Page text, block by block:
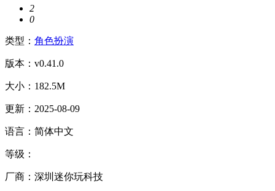
2
0
类型： 角色扮演
版本：v0.41.0
大小：182.5M
更新：2025-08-09
语言：简体中文
等级：
厂商：深圳迷你玩科技